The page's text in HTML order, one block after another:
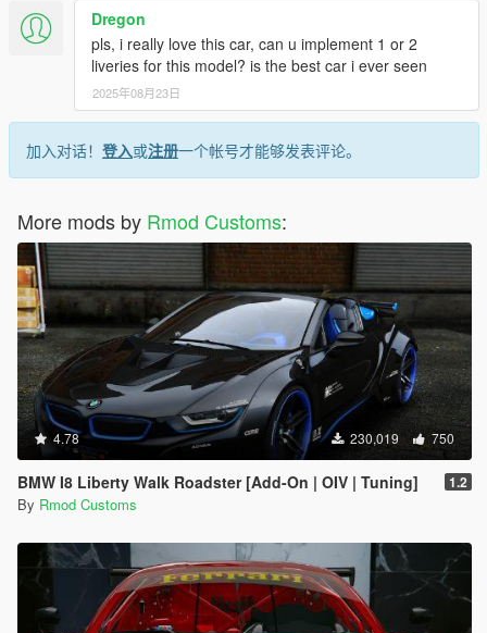
Dregon
pls, i really love this car, can u implement 1 or 2
liveries for this model? is the best car i ever seen
2025年08月23日
加入对话！ 登入或注册一个帐号才能够发表评论。
More mods by Rmod Customs:
4.78 230,019 750
BMW I8 Liberty Walk Roadster [Add-On | OIV | Tuning] 1.2
By Rmod Customs